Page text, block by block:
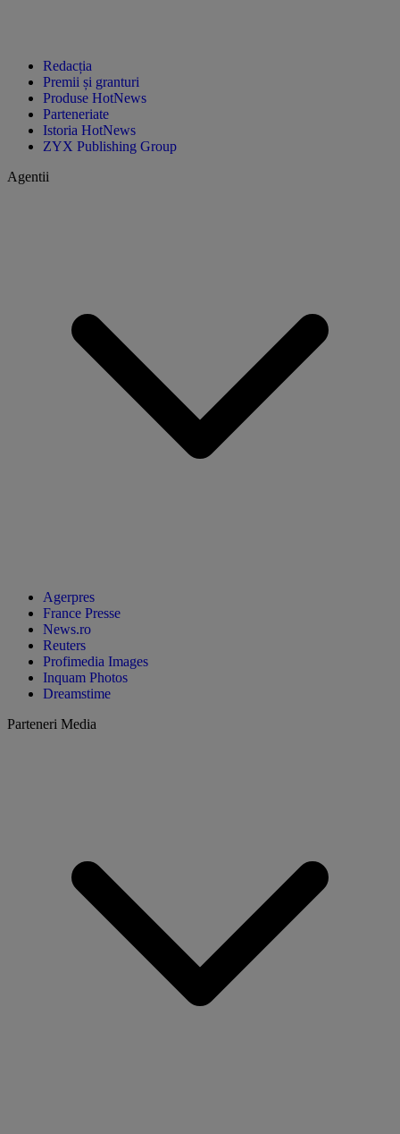
Redacția
Premii și granturi
Produse HotNews
Parteneriate
Istoria HotNews
ZYX Publishing Group
Agentii
Agerpres
France Presse
News.ro
Reuters
Profimedia Images
Inquam Photos
Dreamstime
Parteneri Media